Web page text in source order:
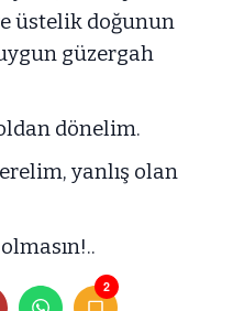
üstelik doğunun
güzergah
dönelim.
yanlış olan
2